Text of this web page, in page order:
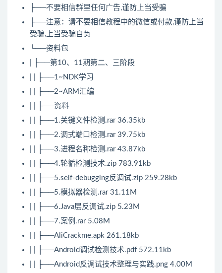
├──不要相信群里任何广告,谨防上当受骗
├──注意：请不要相信教程中的微信或付款,谨防上当
受骗,上当受骗自负
└──资料包
| ├──第10、11期第二、三阶段
| | ├──1~NDK学习
| | ├──2~ARM汇编
| | ├──资料
| | ├──1.关键文件检测.rar 36.35kb
| | ├──2.调式端口检测.rar 39.75kb
| | ├──3.进程名称检测.rar 43.87kb
| | ├──4.轮循检测技术.zip 783.91kb
| | ├──5.self-debugging反调试.zip 259.28kb
| | ├──5.模拟器检测.rar 31.11M
| | ├──6.Java层反调试.zip 5.23M
| | ├──7.案例.rar 5.08M
| | ├──AliCrackme.apk 261.18kb
| | ├──Android调试检测技术.pdf 572.11kb
| | ├──Android反调试技术整理与实践.png 4.00M